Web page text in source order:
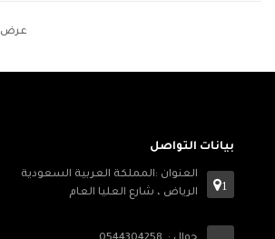
عرض 1 الى 7 من 7 (1 صفحات)
بيانات التواصل
1
العنوان :المملكة العربية السعودية
الرياض ، شارع العليا العام